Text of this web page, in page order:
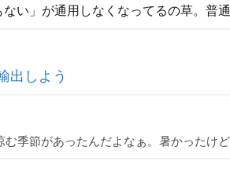
い」が通用しなくなってるの草。普
出しよう
季節があったんだよなぁ。暑かったけど